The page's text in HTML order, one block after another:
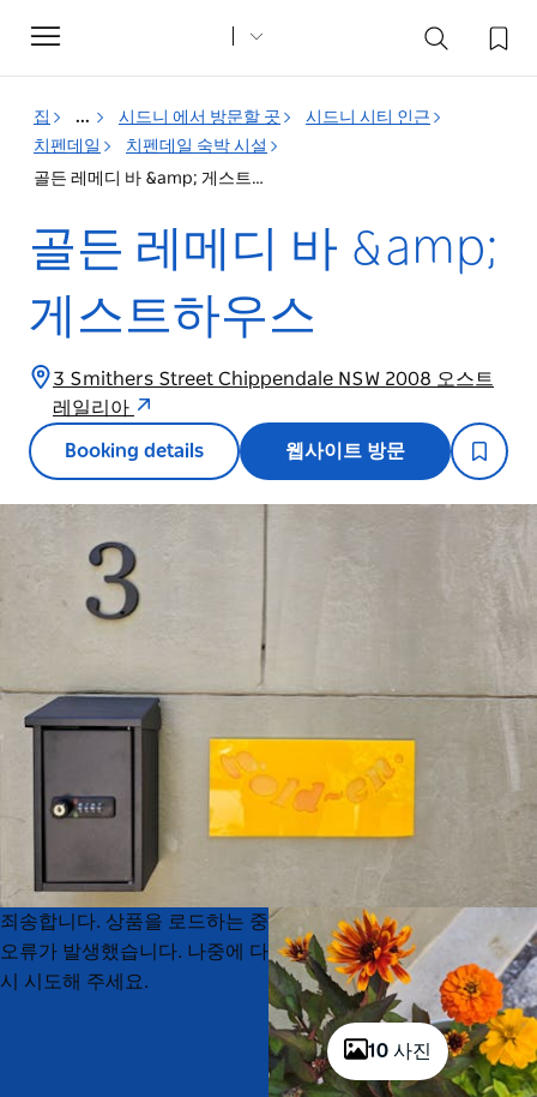
Toggle
navigation
집 ... 시드니 에서 방문할 곳
시드니 시티 인근
치펜데일
치펜데일 숙박 시설
골든 레메디 바 &amp; 게스트하우스
골든 레메디 바 &amp;
게스트하우스
3 Smithers Street Chippendale NSW 2008 오스트
레일리아
Booking details 웹사이트 방문
10 사진
Product
List
Product
List
죄송합니다. 상품을 로드하는 중
오류가 발생했습니다. 나중에 다
시 시도해 주세요.